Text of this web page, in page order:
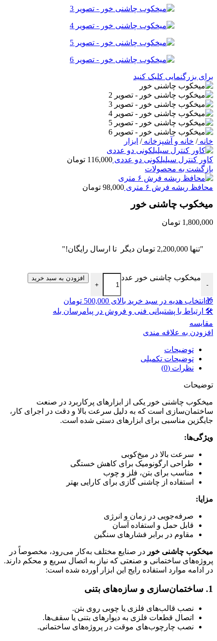
برای بزرگنمایی کلیک کنید
خانه/ خانه و آشپزخانه/ ابزار
کاور کنترل سیلیلکونی دو عددی 116,000 تومان
بازگشت به محصولات
محافظ ریشه فرش ۶ متری 98,000 تومان
میخکوب چاشنی خور
1,800,000 تومان
"تنها 2,200,000 تومان دیگر تا ارسال رایگان!"
-
میخکوب چاشنی خور عدد
+
افزودن به سبد خرید
🎁انتخاب هدیه در سبد خرید بالای 500,000 تومان
🛠 ارتباط با پشتیبانی فنی و فروش در پیامرسان بله
مقايسه
افزودن به علاقه مندی
توضیحات
توضیحات تکمیلی
نظرات (0)
توضیحات
میخکوب چاشنی خور یکی از ابزارهای پرکاربرد در صنعت
ساختمان‌سازی است که به دلیل سرعت بالا و دقت در اجرای کار،
جایگزین مناسبی برای ابزارهای دستی شده است.
ویژگی‌ها:
سرعت بالا در میخ‌کوبی
طراحی ارگونومیک برای کاهش خستگی
مناسب برای بتن، فلز و چوب
استفاده از چاشنی گازی برای کارایی بهتر
مزایا:
صرفه‌جویی در زمان و انرژی
قابل حمل و استفاده آسان
مقاوم در برابر فشارهای سنگین
میخکوب چاشنی خور در صنایع مختلف به‌کار می‌رود، مخصوصاً در
پروژه‌های ساختمانی و صنعتی که نیاز به اتصال سریع و محکم دارند.
در ادامه موارد استفاده رایج این ابزار آورده شده است:
1. ساختمان‌سازی و سازه‌های بتنی
نصب قالب‌های فلزی یا چوبی روی بتن.
اتصال قطعات فلزی به دیوارهای بتنی یا سقف‌ها.
نصب چارچوب‌های موقت در پروژه‌های ساختمانی.